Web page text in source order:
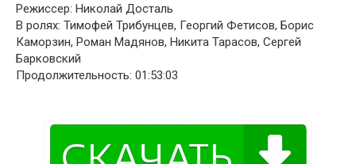
Режиссер: Николай Досталь
В ролях: Тимофей Трибунцев, Георгий Фетисов, Борис
Каморзин, Роман Мадянов, Никита Тарасов, Сергей
Барковский
Продолжительность: 01:53:03